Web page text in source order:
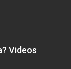
Videos